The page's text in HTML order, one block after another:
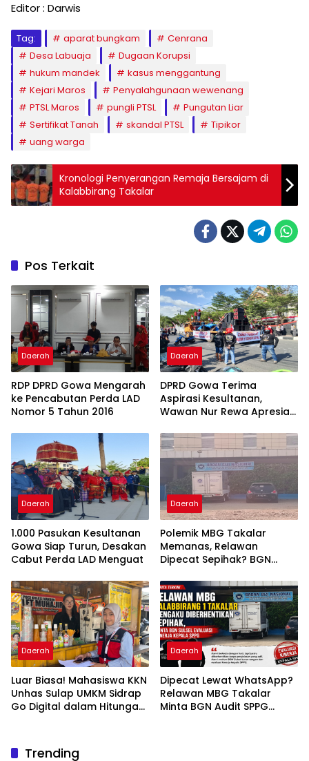
Editor : Darwis
Tag: aparat bungkam
Cenrana
Desa Labuaja
Dugaan Korupsi
hukum mandek
kasus menggantung
Kejari Maros
Penyalahgunaan wewenang
PTSL Maros
pungli PTSL
Pungutan Liar
Sertifikat Tanah
skandal PTSL
Tipikor
uang warga
Kronologi Penyerangan Remaja Bersajam di
Kalabbirang Takalar
Pos Terkait
Daerah
RDP DPRD Gowa Mengarah
ke Pencabutan Perda LAD
Nomor 5 Tahun 2016
Daerah
DPRD Gowa Terima
Aspirasi Kesultanan,
Wawan Nur Rewa Apresiasi
Daerah
1.000 Pasukan Kesultanan
Gowa Siap Turun, Desakan
Cabut Perda LAD Menguat
Daerah
Polemik MBG Takalar
Memanas, Relawan
Dipecat Sepihak? BGN
Daerah
Luar Biasa! Mahasiswa KKN
Unhas Sulap UMKM Sidrap
Go Digital dalam Hitungan
Daerah
Dipecat Lewat WhatsApp?
Relawan MBG Takalar
Minta BGN Audit SPPG
Trending